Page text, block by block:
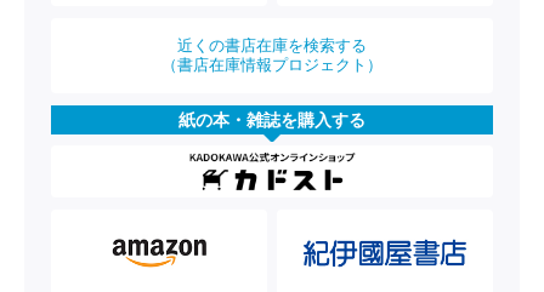
近くの書店在庫を検索する
（書店在庫情報プロジェクト）
紙の本・雑誌を購入する